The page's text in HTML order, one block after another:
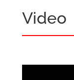
Video